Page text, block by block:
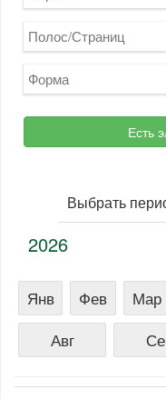
Полос/Страниц
Форма
Есть
Выбрать
2026
Янв Фев Мар
Авг